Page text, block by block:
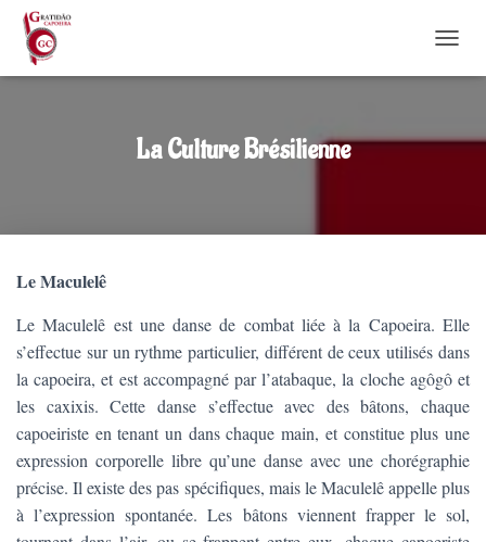
La Culture Brésilienne
Le Maculelê
Le Maculelê est une danse de combat liée à la Capoeira. Elle
s’effectue sur un rythme particulier, différent de ceux utilisés dans
la capoeira, et est accompagné par l’atabaque, la cloche agôgô et
les caxixis. Cette danse s’effectue avec des bâtons, chaque
capoeiriste en tenant un dans chaque main, et constitue plus une
expression corporelle libre qu’une danse avec une chorégraphie
précise. Il existe des pas spécifiques, mais le Maculelê appelle plus
à l’expression spontanée. Les bâtons viennent frapper le sol,